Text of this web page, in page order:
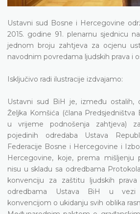
Ustavni sud Bosne i Hercegovine
2015. godine 91. plenarnu sjednicu
jednom broju zahtjeva za ocjenu
navodnim povredama ljudskih prava i
Isključivo radi ilustracije izdvajamo:
Ustavni sud BiH je, između ostalih,
Željka Komšića (člana
u vrijeme podnošenja zahtjeva)
pojedinih odredaba Ustava
Federacije Bosne i Hercegovine i
Hercegovine, koje, prema mišljenju
nisu u skladu sa odredbama
konvenciju za zaštitu ljudskih
odredbama Ustava BiH u vezi
konvencijom o ukidanju svih oblika